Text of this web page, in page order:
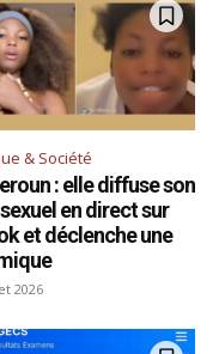
& Société
: elle diffuse son
en direct sur
et déclenche une
2026